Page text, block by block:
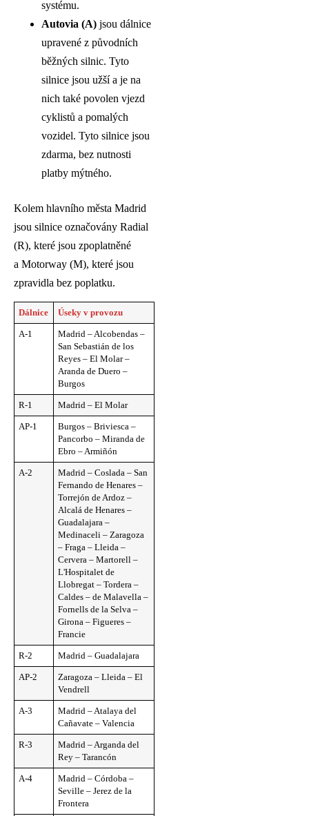
systému.
Autovia (A) jsou dálnice
upravené z původních
běžných silnic. Tyto
silnice jsou užší a je na
nich také povolen vjezd
cyklistů a pomalých
vozidel. Tyto silnice jsou
zdarma, bez nutnosti
platby mýtného.
Kolem hlavního města Madrid
jsou silnice označovány Radial
(R), které jsou zpoplatněné
a Motorway (M), které jsou
zpravidla bez poplatku.
Dálnice Úseky v provozu
A-1
Madrid – Alcobendas –
San Sebastián de los
Reyes – El Molar –
Aranda de Duero –
Burgos
R-1 Madrid – El Molar
AP-1
Burgos – Briviesca –
Pancorbo – Miranda de
Ebro – Armiñón
A-2
Madrid – Coslada – San
Fernando de Henares –
Torrejón de Ardoz –
Alcalá de Henares –
Guadalajara –
Medinaceli – Zaragoza
– Fraga – Lleida –
Cervera – Martorell –
L'Hospitalet de
Llobregat – Tordera –
Caldes – de Malavella –
Fornells de la Selva –
Girona – Figueres –
Francie
R-2 Madrid – Guadalajara
AP-2
Zaragoza – Lleida – El
Vendrell
A-3
Madrid – Atalaya del
Cañavate – Valencia
R-3
Madrid – Arganda del
Rey – Tarancón
A-4
Madrid – Córdoba –
Seville – Jerez de la
Frontera